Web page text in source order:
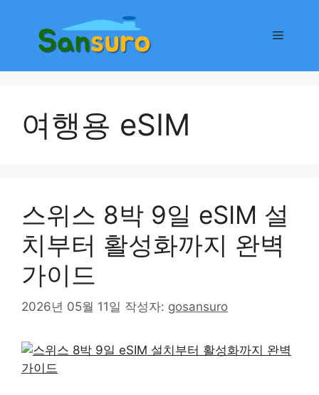
메
여행용 eSIM
스위스 8박 9일 eSIM 설
치부터 활성화까지 완벽
가이드
2026년 05월 11일 작성자: gosansuro